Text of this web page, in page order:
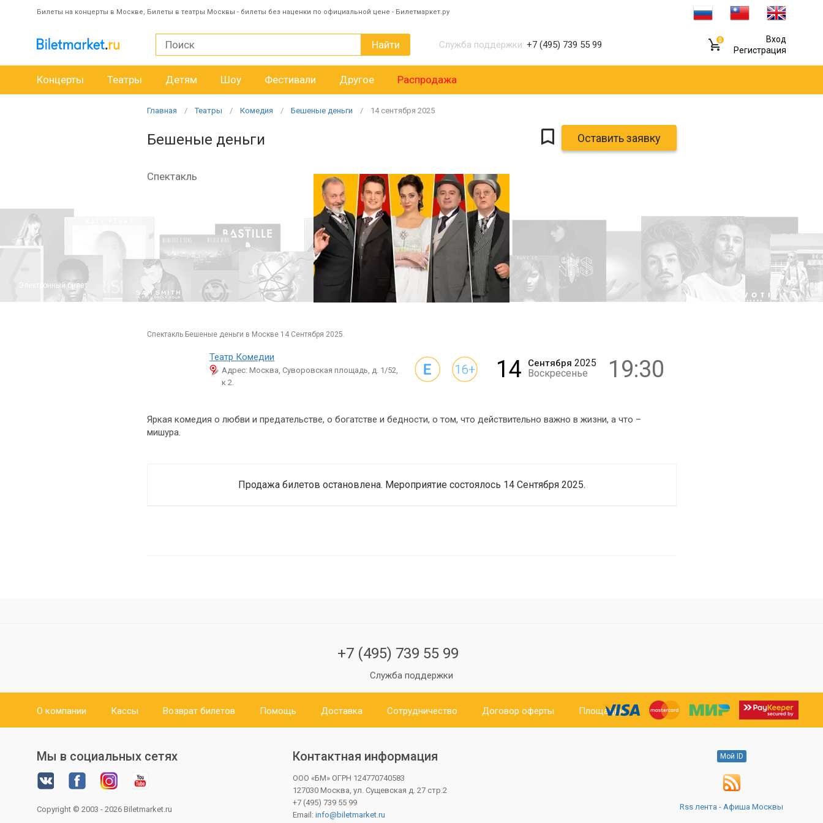
Билеты на концерты в Москве, Билеты в театры Москвы - билеты без наценки по официальной цене - Билетмаркет.ру
Найти Служба поддержки: +7 (495) 739 55 99 0
Вход
Регистрация
Концерты Театры Детям Шоу Фестивали Другое Распродажа
Главная Театры Комедия Бешеные деньги 14 сентября 2025
Бешеные деньги Оставить заявку
Спектакль
Электронный билет 16+
спектакль Бешеные деньги в Москве 14 Сентября 2025.
Театр Комедии
Адрес: Москва, Суворовская площадь, д. 1/52,
к 2.
14 Сентября 2025
Воскресенье
19:30
Яркая комедия о любви и предательстве, о богатстве и бедности, о том, что действительно важно в жизни, а что –
мишура.
Продажа билетов остановлена. Мероприятие состоялось 14 Сентября 2025.
+7 (495) 739 55 99
Служба поддержки
О компании Кассы Возврат билетов Помощь Доставка Сотрудничество Договор оферты Площадки
Мы в социальных сетях
Copyright © 2003 - 2026 Biletmarket.ru
Контактная информация
ООО «БМ» ОГРН 124770740583
127030 Москва, ул. Сущевская д. 27 стр.2
+7 (495) 739 55 99
Email: info@biletmarket.ru
Мой ID
Rss лента - Афиша Москвы